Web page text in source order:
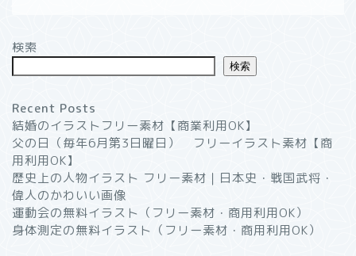
検索
検索
Recent Posts
結婚のイラストフリー素材【商業利用OK】
父の日（毎年6月第3日曜日） フリーイラスト素材【商
用利用OK】
歴史上の人物イラスト フリー素材｜日本史・戦国武将・
偉人のかわいい画像
運動会の無料イラスト（フリー素材・商用利用OK）
身体測定の無料イラスト（フリー素材・商用利用OK）
イラストブログ